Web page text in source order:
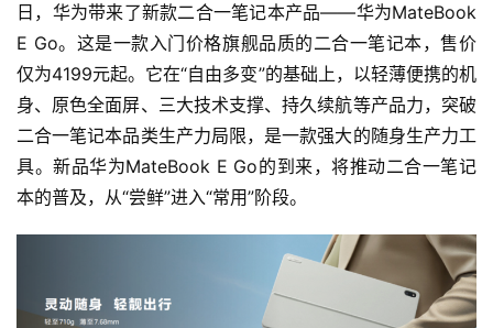
日，华为带来了新款二合一笔记本产品——华为MateBook
E Go。这是一款入门价格旗舰品质的二合一笔记本，售价
仅为4199元起。它在“自由多变”的基础上，以轻薄便携的机
身、原色全面屏、三大技术支撑、持久续航等产品力，突破
二合一笔记本品类生产力局限，是一款强大的随身生产力工
具。新品华为MateBook E Go的到来，将推动二合一笔记
本的普及，从“尝鲜”进入“常用”阶段。